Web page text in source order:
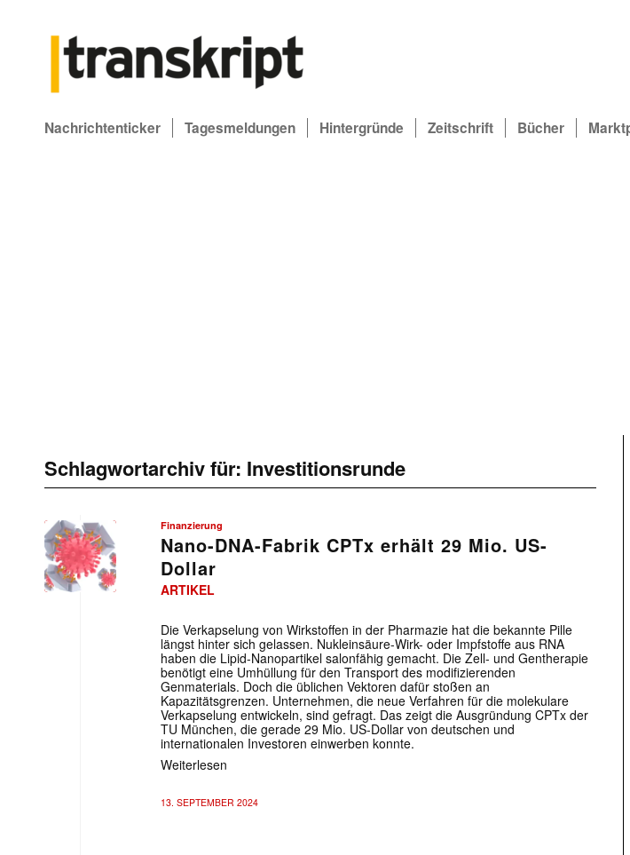
Nachrichtenticker Tagesmeldungen Hintergründe Zeitschrift Bücher
Schlagwortarchiv für: Investitionsrunde
Finanzierung
Nano-DNA-Fabrik CPTx erhält 29 Mio. US-
Dollar
ARTIKEL
Die Verkapselung von Wirkstoffen in der Pharmazie hat die bekannte Pille
längst hinter sich gelassen. Nukleinsäure-Wirk- oder Impfstoffe aus RNA
haben die Lipid-Nanopartikel salonfähig gemacht. Die Zell- und Gentherapie
benötigt eine Umhüllung für den Transport des modifizierenden
Genmaterials. Doch die üblichen Vektoren dafür stoßen an
Kapazitätsgrenzen. Unternehmen, die neue Verfahren für die molekulare
Verkapselung entwickeln, sind gefragt. Das zeigt die Ausgründung CPTx der
TU München, die gerade 29 Mio. US-Dollar von deutschen und
internationalen Investoren einwerben konnte.
Weiterlesen
13. SEPTEMBER 2024